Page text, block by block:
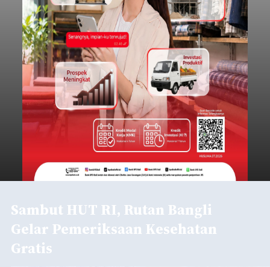
Sambut HUT RI, Rutan Bangli
Gelar Pemeriksaan Kesehatan
Gratis